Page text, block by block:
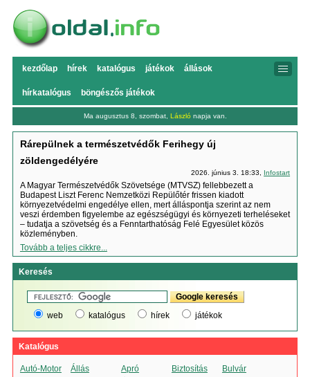
kezdőlap hírek katalógus játékok állások
hírkatalógus böngészős játékok
Ma augusztus 8, szombat, László napja van.
Rárepülnek a természetvédők Ferihegy új
zöldengedélyére
2026. június 3. 18:33, Infostart
A Magyar Természetvédők Szövetsége (MTVSZ) fellebbezett a
Budapest Liszt Ferenc Nemzetközi Repülőtér frissen kiadott
környezetvédelmi engedélye ellen, mert álláspontja szerint az nem
veszi érdemben figyelembe az egészségügyi és környezeti terheléseket
– tudatja a szövetség és a Fenntarthatóság Felé Egyesület közös
közleményben.
Tovább a teljes cikkre...
Keresés
web katalógus hírek játékok
Katalógus
Autó-Motor Állás Apró Biztosítás
Bulvár